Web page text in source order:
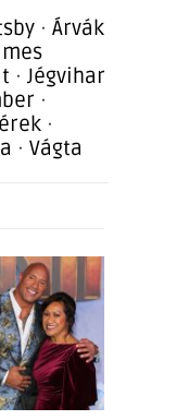
· Árvák
· Jégvihar
·
·
· Vágta